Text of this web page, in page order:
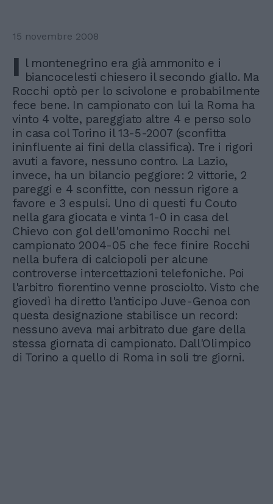
15 novembre 2008
I l montenegrino era già ammonito e i
biancocelesti chiesero il secondo giallo. Ma
Rocchi optò per lo scivolone e probabilmente
fece bene. In campionato con lui la Roma ha
vinto 4 volte, pareggiato altre 4 e perso solo
in casa col Torino il 13-5-2007 (sconfitta
ininfluente ai fini della classifica). Tre i rigori
avuti a favore, nessuno contro. La Lazio,
invece, ha un bilancio peggiore: 2 vittorie, 2
pareggi e 4 sconfitte, con nessun rigore a
favore e 3 espulsi. Uno di questi fu Couto
nella gara giocata e vinta 1-0 in casa del
Chievo con gol dell'omonimo Rocchi nel
campionato 2004-05 che fece finire Rocchi
nella bufera di calciopoli per alcune
controverse intercettazioni telefoniche. Poi
l'arbitro fiorentino venne prosciolto. Visto che
giovedì ha diretto l'anticipo Juve-Genoa con
questa designazione stabilisce un record:
nessuno aveva mai arbitrato due gare della
stessa giornata di campionato. Dall'Olimpico
di Torino a quello di Roma in soli tre giorni.